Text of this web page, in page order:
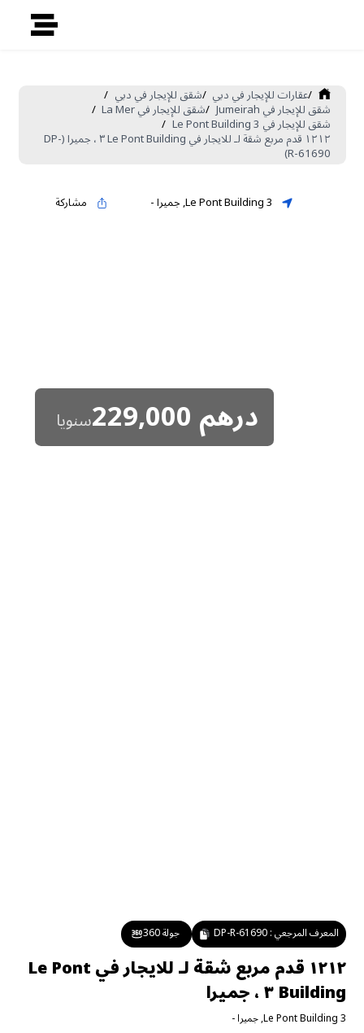
/عقارات للإيجار في دبي /شقق للإيجار في دبي /
شقق للإيجار في Jumeirah /شقق للإيجار في La Mer /
شقق للإيجار في Le Pont Building 3 /
١٢١٢ قدم مربع شقة لـ للايجار في Le Pont Building ٣ ، جميرا (DP-
R-61690)
Le Pont Building 3
,جميرا- مشاركة
درهم229,000سنويا
المعرف المرجعي :DP-R-61690 جولة 360
١٢١٢ قدم مربع شقة لـ للايجار في Le Pont
Building ٣ ، جميرا
Le Pont Building 3
,جميرا-